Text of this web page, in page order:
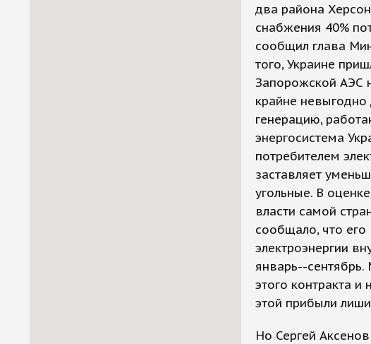
два района
снабжения 40%
сообщил глава
того, Украине
Запорожской АЭС
крайне невыгодно
генерацию,
энергосистема
потребителем
заставляет
угольные. В
власти самой
сообщало, что
электроэнергии
январь--сентябрь.
этого контракта и
этой прибыли
Но Сергей